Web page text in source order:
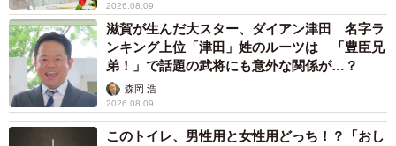
6/9
ブルーの頭部がなんとも美しいヒクイドリ。地球上では2番目に重い鳥類
で、東武動物公園の個体は全高約170cm、体重は60kg程度だそうで、な
かなかの迫力です（画像提供：東武動物公園）
2026.08.09
滋賀が生んだ大スター、ダイアン津田 名字ラ
ンキング上位「津田」姓のルーツは 「豊臣兄
弟！」で話題の武将にも意外な関係が…？
森岡 浩
2026.08.09
このトイレ、男性用と女性用どっち！？「おし